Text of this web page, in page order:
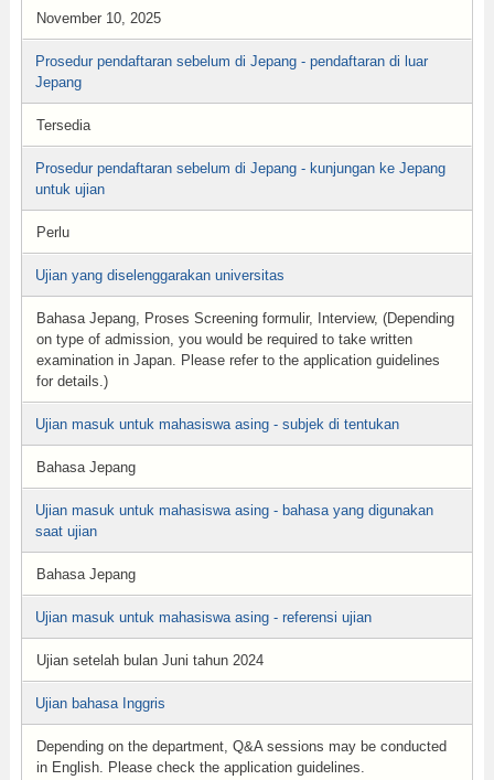
November 10, 2025
Prosedur pendaftaran sebelum di Jepang - pendaftaran di luar
Jepang
Tersedia
Prosedur pendaftaran sebelum di Jepang - kunjungan ke Jepang
untuk ujian
Perlu
Ujian yang diselenggarakan universitas
Bahasa Jepang, Proses Screening formulir, Interview, (Depending
on type of admission, you would be required to take written
examination in Japan. Please refer to the application guidelines
for details.)
Ujian masuk untuk mahasiswa asing - subjek di tentukan
Bahasa Jepang
Ujian masuk untuk mahasiswa asing - bahasa yang digunakan
saat ujian
Bahasa Jepang
Ujian masuk untuk mahasiswa asing - referensi ujian
Ujian setelah bulan Juni tahun 2024
Ujian bahasa Inggris
Depending on the department, Q&A sessions may be conducted
in English. Please check the application guidelines.